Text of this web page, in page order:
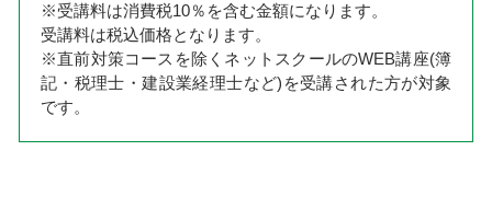
※受講料は消費税10％を含む金額になります。
受講料は税込価格となります。
※直前対策コースを除くネットスクールのWEB講座(簿
記・税理士・建設業経理士など)を受講された方が対象
です。